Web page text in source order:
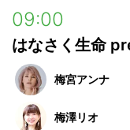
09:00
はなさく生命
梅宮アンナ
梅澤リオ